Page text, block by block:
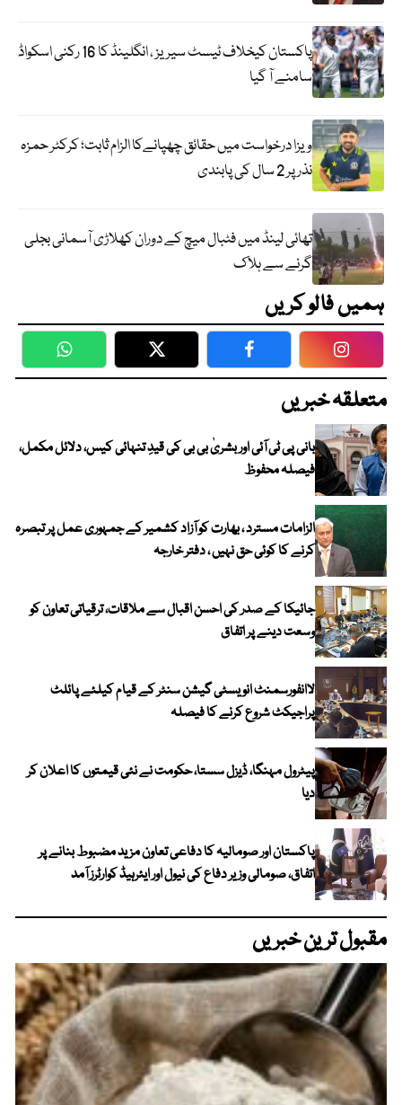
پاکستان کیخلاف ٹیسٹ سیریز ، انگلینڈ کا 16 رکنی اسکواڈ
سامنے آ گیا
ویزا درخواست میں حقائق چھپانےکا الزام ثابت؛ کرکٹر حمزہ
نذر پر 2 سال کی پابندی
تھائی لینڈ میں فٹبال میچ کے دوران کھلاڑی آسمانی بجلی
گرنے سے ہلاک
ہمیں فالو کریں
WhatsApp Twitter Facebook
متعلقہ خبریں
بانی پی ٹی آئی اور بشریٰ بی بی کی قیدِ تنہائی کیس، دلائل مکمل،
فیصلہ محفوظ
الزامات مسترد ، بھارت کو آزاد کشمیر کے جمہوری عمل پر تبصرہ
کرنے کا کوئی حق نہیں ، دفتر خارجہ
جائیکا کے صدر کی احسن اقبال سے ملاقات، ترقیاتی تعاون کو
وسعت دینے پر اتفاق
لاانفورسمنٹ انویسٹی گیشن سنٹر کے قیام کیلئے پائلٹ
پراجیکٹ شروع کرنے کا فیصلہ
پیٹرول مہنگا، ڈیزل سستا، حکومت نے نئی قیمتوں کا اعلان کر
دیا
پاکستان اور صومالیہ کا دفاعی تعاون مزید مضبوط بنانے پر
اتفاق، صومالی وزیر دفاع کی نیول اور ایئرہیڈ کوارٹرز آمد
مقبول ترین خبریں